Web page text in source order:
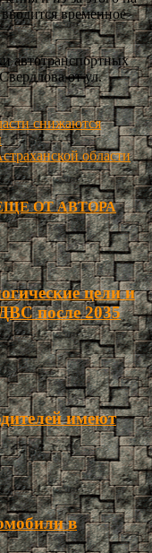
временное
автотранспортных
от ул.
снижаются
области
ОТ АВТОРА
цели и
после 2035
имеют
в